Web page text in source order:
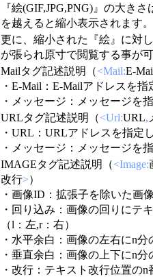
『絵(GIF,JPG,PNG)』の大きさ
を越えると縮小表示されます。
更に、縮小された『絵』に対
が張られ原寸で閲覧する事が
Mailタグ記述説明（<Mail:E-
・E-Mail：E-Mailアドレスを
・メッセージ：メッセージを
URLタグ記述説明（<Url:URL,
・URL：URLアドレスを指定
・メッセージ：メッセージを
IMAGEタグ記述説明（<Image:
改行>）
・画像ID：拡張子を除いた画
・回り込み：画像の回りにテ
（l：左,r：右）
・水平余白：画像の左右にn
・垂直余白：画像の上下にn
・改行：テキスト改行位置の